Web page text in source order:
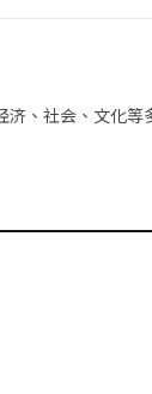
济、社会、文化等